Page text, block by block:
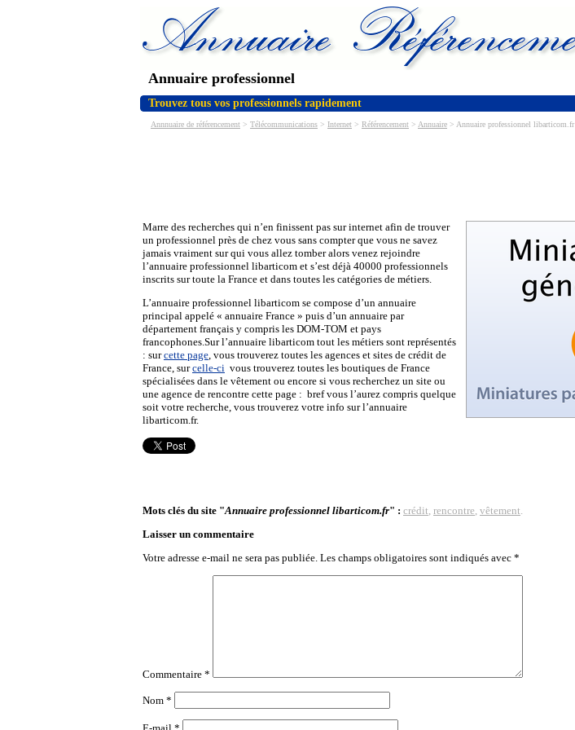
Annuaire professionnel
Trouvez tous vos professionnels rapidement
Annnuaire de référencement > Télécommunications > Internet > Référencement > Annuaire > Annuaire professionnel libarticom.fr
Marre des recherches qui n’en finissent pas sur internet afin de trouver
un professionnel près de chez vous sans compter que vous ne savez
jamais vraiment sur qui vous allez tomber alors venez rejoindre
l’annuaire professionnel libarticom et s’est déjà 40000 professionnels
inscrits sur toute la France et dans toutes les catégories de métiers.
L’annuaire professionnel libarticom se compose d’un annuaire
principal appelé « annuaire France » puis d’un annuaire par
département français y compris les DOM-TOM et pays
francophones.Sur l’annuaire libarticom tout les métiers sont représentés
: surcette page, vous trouverez toutes les agences et sites de crédit de
France, surcelle-ci vous trouverez toutes les boutiques de France
spécialisées dans le vêtement ou encore si vous recherchez un site ou
une agence de rencontre cette page : bref vous l’aurez compris quelque
soit votre recherche, vous trouverez votre info sur l’annuaire
libarticom.fr.
Mots clés du site "Annuaire professionnel libarticom.fr" : crédit, rencontre, vêtement.
Laisser un commentaire
Votre adresse e-mail ne sera pas publiée. Les champs obligatoires sont indiqués avec *
Commentaire *
Nom *